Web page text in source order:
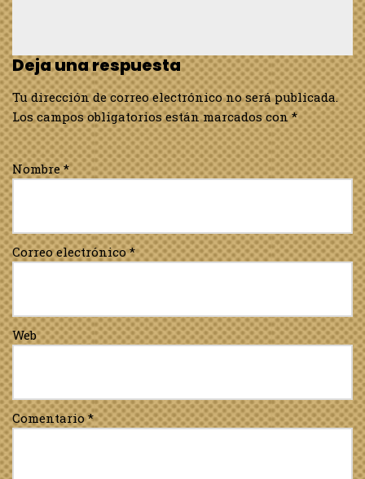
Deja una respuesta
Tu dirección de correo electrónico no será publicada.
Los campos obligatorios están marcados con*
Nombre*
Correo electrónico*
Web
Comentario*